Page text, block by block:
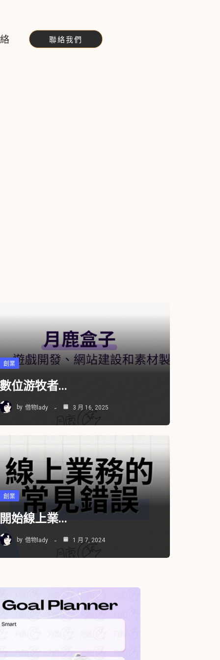
聯絡我們
創業
數位游牧者...
by 借物lady 3 月 16, 2025
創業
開始線上業...
by 借物lady 1 月 7, 2024